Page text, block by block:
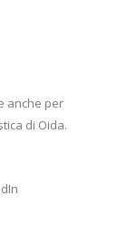
anche per
di Oida.